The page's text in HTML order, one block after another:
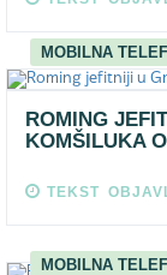
MOBILNA
ROMING
KOMŠILUKA
TEKST
MOBILNA